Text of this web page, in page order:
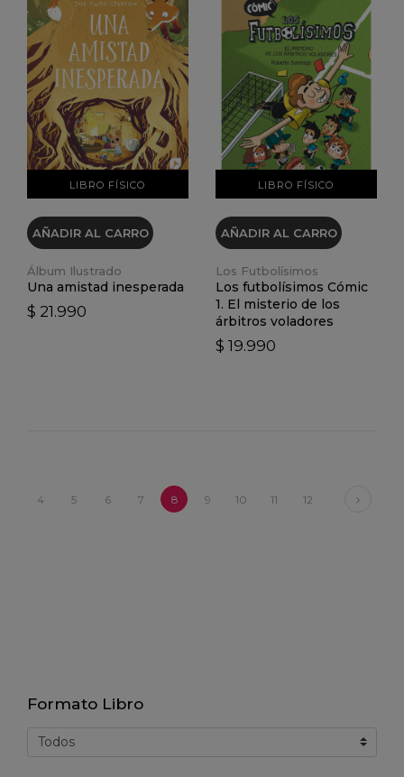
LIBRO FÍSICO
VER DETALLES
AÑADIR AL CARRO
Álbum Ilustrado
Una amistad inesperada
$ 21.990
LIBRO FÍSICO
VER DETALLES
AÑADIR AL CARRO
Los Futbolísimos
Los futbolísimos Cómic
1. El misterio de los
árbitros voladores
$ 19.990
4 5 6 7 8 9 10 11 12 Next
Formato Libro